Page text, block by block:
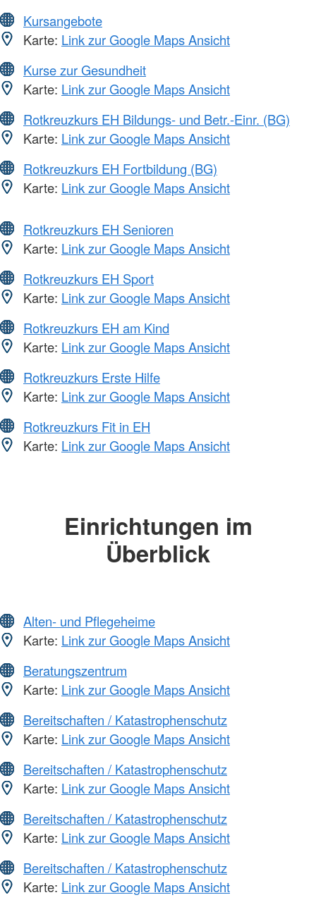
Kursangebote
Karte: Link zur Google Maps Ansicht
Kurse zur Gesundheit
Karte: Link zur Google Maps Ansicht
Rotkreuzkurs EH Bildungs- und Betr.-Einr. (BG)
Karte: Link zur Google Maps Ansicht
Rotkreuzkurs EH Fortbildung (BG)
Karte: Link zur Google Maps Ansicht
Rotkreuzkurs EH Senioren
Karte: Link zur Google Maps Ansicht
Rotkreuzkurs EH Sport
Karte: Link zur Google Maps Ansicht
Rotkreuzkurs EH am Kind
Karte: Link zur Google Maps Ansicht
Rotkreuzkurs Erste Hilfe
Karte: Link zur Google Maps Ansicht
Rotkreuzkurs Fit in EH
Karte: Link zur Google Maps Ansicht
Einrichtungen im
Überblick
Alten- und Pflegeheime
Karte: Link zur Google Maps Ansicht
Beratungszentrum
Karte: Link zur Google Maps Ansicht
Bereitschaften / Katastrophenschutz
Karte: Link zur Google Maps Ansicht
Bereitschaften / Katastrophenschutz
Karte: Link zur Google Maps Ansicht
Bereitschaften / Katastrophenschutz
Karte: Link zur Google Maps Ansicht
Bereitschaften / Katastrophenschutz
Karte: Link zur Google Maps Ansicht